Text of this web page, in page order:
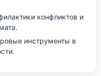
конфликтов и
инструменты в